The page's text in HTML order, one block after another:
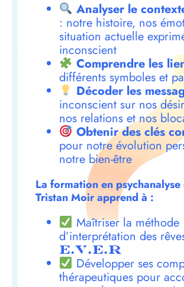
Analyser le
: notre histoire, nos
situation actuelle
inconscient
Comprendre les
différents symboles et
Décoder les
inconscient sur nos
nos relations et nos
Obtenir des clés
pour notre évolution
notre bien-être
La formation en
Tristan Moir apprend à :
Maîtriser la méthode
d’interprétation des
E.V.E.R
Développer ses
thérapeutiques pour